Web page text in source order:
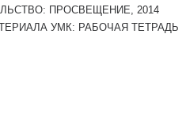
ПРОСВЕЩЕНИЕ, 2014
УМК: РАБОЧАЯ ТЕТРАДЬ